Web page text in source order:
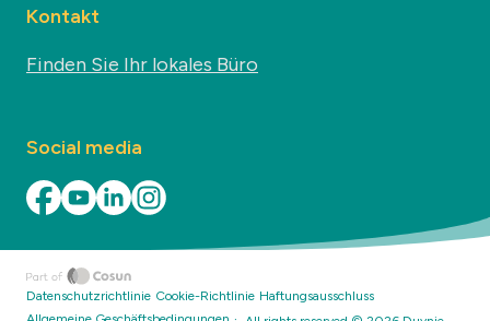
Kontakt
Finden Sie Ihr lokales Büro
Social media
Datenschutzrichtlinie Cookie-Richtlinie Haftungsausschluss